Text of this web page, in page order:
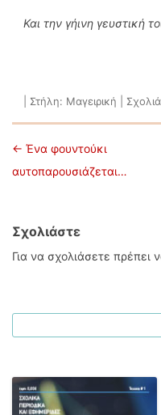
Και την γήινη γευστική
Στήλη: Μαγειρική
Πλοήγηση άρθρων
← Ένα φουντούκι
αυτοπαρουσιάζεται…
Σχολιάστε
Για να σχολιάσετε πρέπει